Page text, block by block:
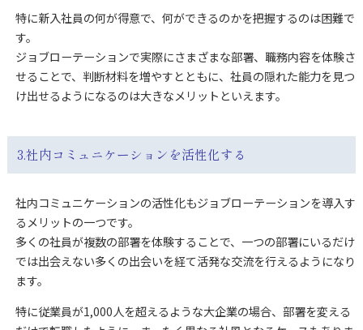
特に新入社員の何が得意で、何ができるのかを把握するのは困難で
す。
ジョブローテーションで実際にさまざまな部署、職務内容を体験さ
せることで、判断材料を増やすとともに、社員の隠れた能力を見つ
け出せるようになるのは大きなメリットといえます。
3.社内コミュニケーションを活性化する
社内コミュニケーションの活性化もジョブローテーションを導入す
るメリットの一つです。
多くの社員が複数の部署を体験することで、一つの部署にいるだけ
では出会えない多くの出会いを経て活発な交流を行えるようになり
ます。
特に従業員が1,000人を超えるような大企業の場合、部署を変える